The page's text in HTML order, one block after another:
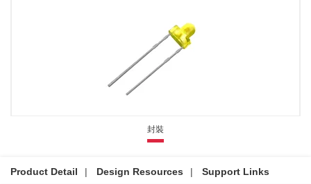
封裝
Product Detail Design Resources Support Links